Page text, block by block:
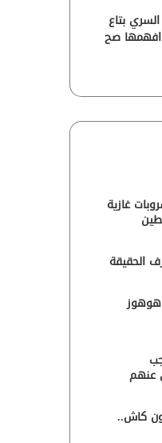
بتاع
صح
غازية
الحقيقة
كاش..